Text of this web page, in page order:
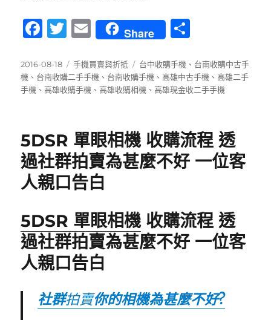
F
c
e
o
k
T
it
te
E
m
ai
l
Share
發
佈
日
2016-08-18
分
類
手機買賣與折抵
標
籤
台中收購手機 、 台南收購中古手
機 、 台南收購二手手機 、 台南收購手機 、高雄中古手機 、高雄二手
手機 、高雄收購手機 、高雄收購相機 、高雄現金收二手手機
5DSR 單眼相機 收購流程 透
過社群拍賣為甚麼不好 一位客
人親口告白
5DSR 單眼相機收購流程 透
過社群拍賣為甚麼不好 一位客
人親口告白
社群拍賣你的相機為甚麼不好?